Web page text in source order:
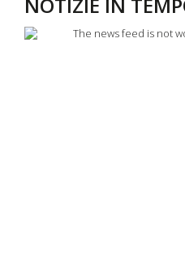
NOTIZIE IN